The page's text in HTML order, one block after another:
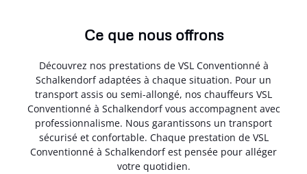
Ce que nous offrons
Découvrez nos prestations de VSL Conventionné à
Schalkendorf adaptées à chaque situation. Pour un
transport assis ou semi-allongé, nos chauffeurs VSL
Conventionné à Schalkendorf vous accompagnent avec
professionnalisme. Nous garantissons un transport
sécurisé et confortable. Chaque prestation de VSL
Conventionné à Schalkendorf est pensée pour alléger
votre quotidien.